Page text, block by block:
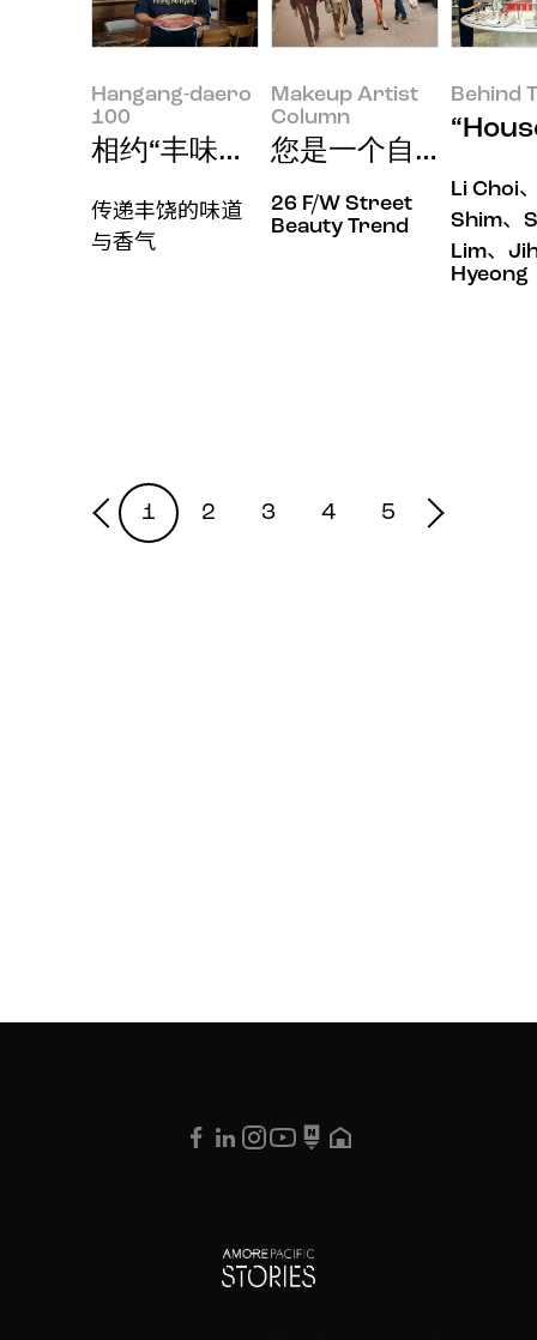
Hangang-daero
100
相约“丰味香”店主Sungwook Son
传递丰饶的味道
与香气
Makeup Artist
Column
您是一个自带氛围
26 F/W Street
Beauty Trend
Behind
Li Choi
Shim、
Lim、
Hyeong
1 2 3 4 5